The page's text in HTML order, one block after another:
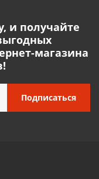
и получайте
магазина